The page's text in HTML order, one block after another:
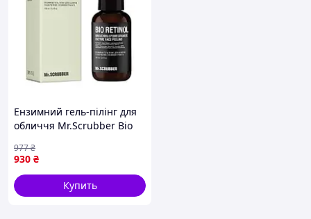
Ензимний гель-пілінг для
обличчя Mr.Scrubber Bio
ензимом граната 100ml
930 ₴
977₴
Купить